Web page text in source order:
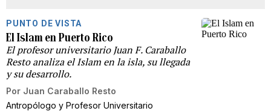
PUNTO DE VISTA
El Islam en Puerto Rico
El profesor universitario Juan F. Caraballo
Resto analiza el Islam en la isla, su llegada
y su desarrollo.
Por Juan Caraballo Resto
Antropólogo y Profesor Universitario